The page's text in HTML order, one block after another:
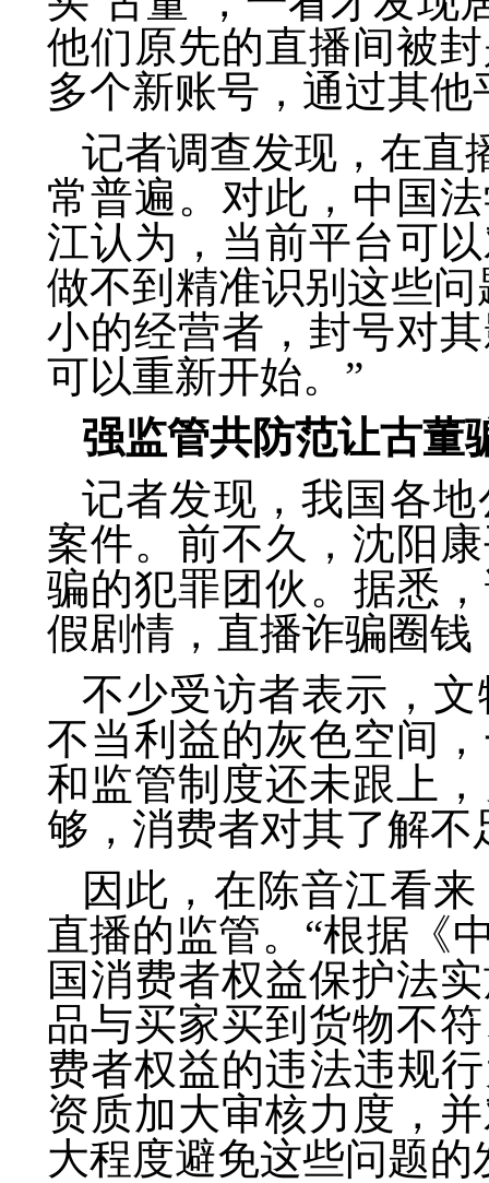
他们原先的直播间被
多个新账号，通过其
记者调查发现，在直
常普遍。对此，中国
江认为，当前平台可
做不到精准识别这些
小的经营者，封号对
可以重新开始。”
强监管共防范让古董
记者发现，我国各
案件。前不久，沈阳
骗的犯罪团伙。据悉
假剧情，直播诈骗圈
不少受访者表示，
不当利益的灰色空间
和监管制度还未跟上
够，消费者对其了解不
因此，在陈音江看
直播的监管。“根据《
国消费者权益保护法
品与买家买到货物不
费者权益的违法违规
资质加大审核力度，
大程度避免这些问题的